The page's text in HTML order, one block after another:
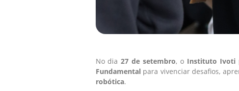
No dia27 de setembro, o Instituto Ivoti
Fundamental para vivenciar desafios,
robótica.